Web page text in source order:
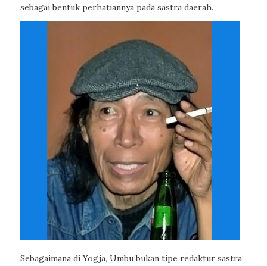
sebagai bentuk perhatiannya pada sastra daerah.
Sebagaimana di Yogja, Umbu bukan tipe redaktur sastra